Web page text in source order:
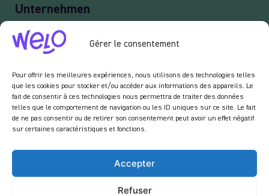
Gérer le consentement
Pour offrir les meilleures expériences, nous utilisons des technologies telles
que les cookies pour stocker et/ou accéder aux informations des appareils. Le
fait de consentir à ces technologies nous permettra de traiter des données
telles que le comportement de navigation ou les ID uniques sur ce site. Le fait
de ne pas consentir ou de retirer son consentement peut avoir un effet négatif
sur certaines caractéristiques et fonctions.
Accepter
Refuser
Unternehmen
Lieferung
Veranstaltung
Newsletter :
Indem Sie unseren Newsletter abonnieren, erklären Sie sich damit einverstanden,